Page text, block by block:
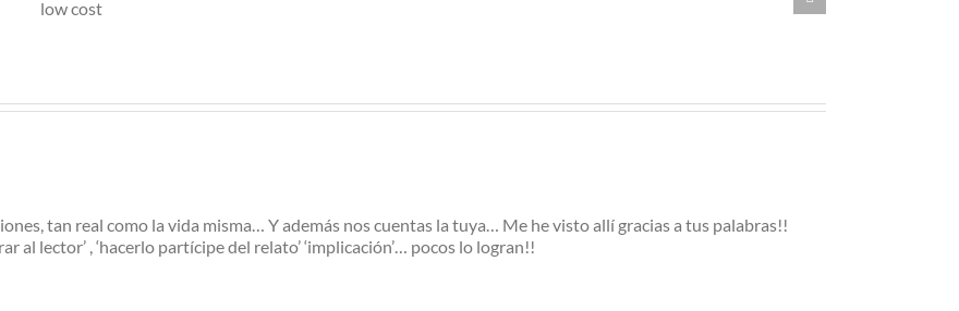
de dos piezas
tan real como la vida misma… Y además nos cuentas la tuya… Me he visto allí gracias a tus palabras!!
al lector’ , ‘hacerlo partícipe del relato’ ‘implicación’… pocos lo logran!!